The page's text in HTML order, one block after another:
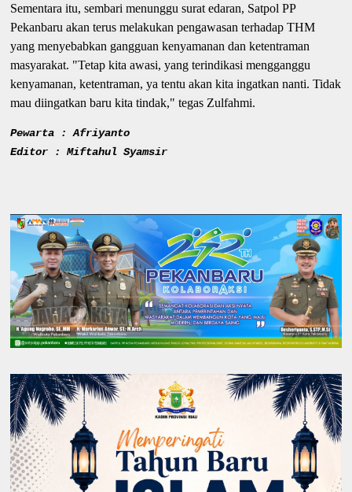
Sementara itu, sembari menunggu surat edaran, Satpol PP
Pekanbaru akan terus melakukan pengawasan terhadap THM
yang menyebabkan gangguan kenyamanan dan ketentraman
masyarakat. "Tetap kita awasi, yang terindikasi mengganggu
kenyamanan, ketentraman, ya tentu akan kita ingatkan nanti. Tidak
mau diingatkan baru kita tindak," tegas Zulfahmi.
Pewarta : Afriyanto
Editor : Miftahul Syamsir